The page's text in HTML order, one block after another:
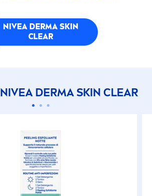
NIVEA DERMA SKIN
CLEAR
NIVEA DERMASKIN CLEAR